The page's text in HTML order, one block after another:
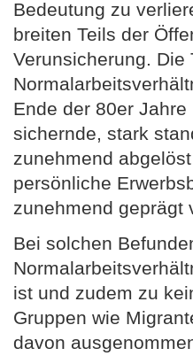
Bedeutung zu
breiten Teils der
Verunsicherung. Die
Ende der 80er
sichernde, stark
zunehmend
persönliche
zunehmend geprägt
Bei solchen
ist und zudem zu
Gruppen wie
davon